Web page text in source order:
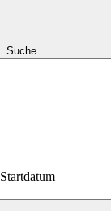
Suche
Startdatum